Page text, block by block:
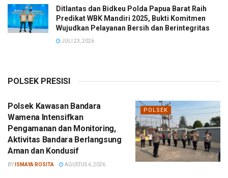
Ditlantas dan Bidkeu Polda Papua Barat Raih
Predikat WBK Mandiri 2025, Bukti Komitmen
Wujudkan Pelayanan Bersih dan Berintegritas
JULI 23, 2026
POLSEK PRESISI
POLSEK
Polsek Kawasan Bandara
Wamena Intensifkan
Pengamanan dan Monitoring,
Aktivitas Bandara Berlangsung
Aman dan Kondusif
BY ISMAYA ROSITA AGUSTUS 6, 2026